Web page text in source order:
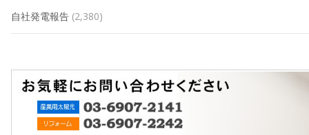
自社発電報告 (2,380)